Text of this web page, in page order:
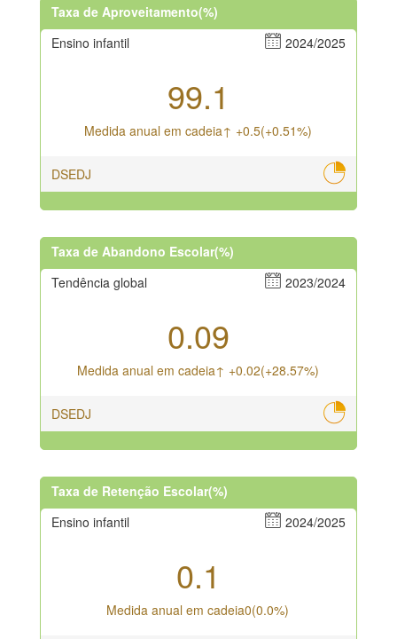
Taxa de Aproveitamento(%)
Ensino infantil
2024/2025
99.1
Medida anual em cadeia↑ +0.5(+0.51%)
DSEDJ
Taxa de Abandono Escolar(%)
Tendência global
2023/2024
0.09
Medida anual em cadeia↑ +0.02(+28.57%)
DSEDJ
Taxa de Retenção Escolar(%)
Ensino infantil
2024/2025
0.1
Medida anual em cadeia0(0.0%)